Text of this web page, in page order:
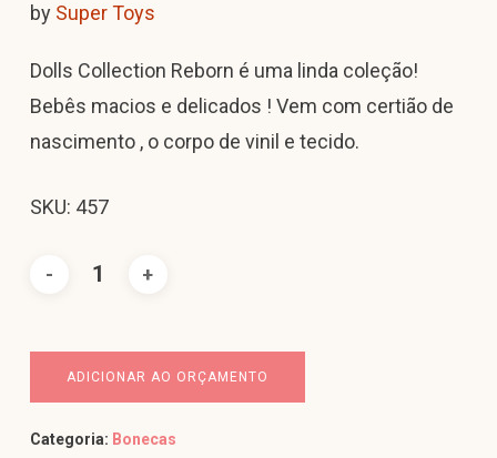
by Super Toys
Dolls Collection Reborn é uma linda coleção!
Bebês macios e delicados ! Vem com certião de
nascimento , o corpo de vinil e tecido.
SKU: 457
ADICIONAR AO ORÇAMENTO
Categoria: Bonecas